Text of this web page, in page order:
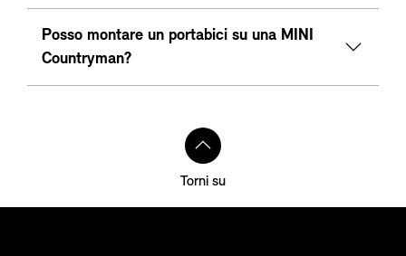
Posso montare un portabici su una MINI
Countryman?
Torni su